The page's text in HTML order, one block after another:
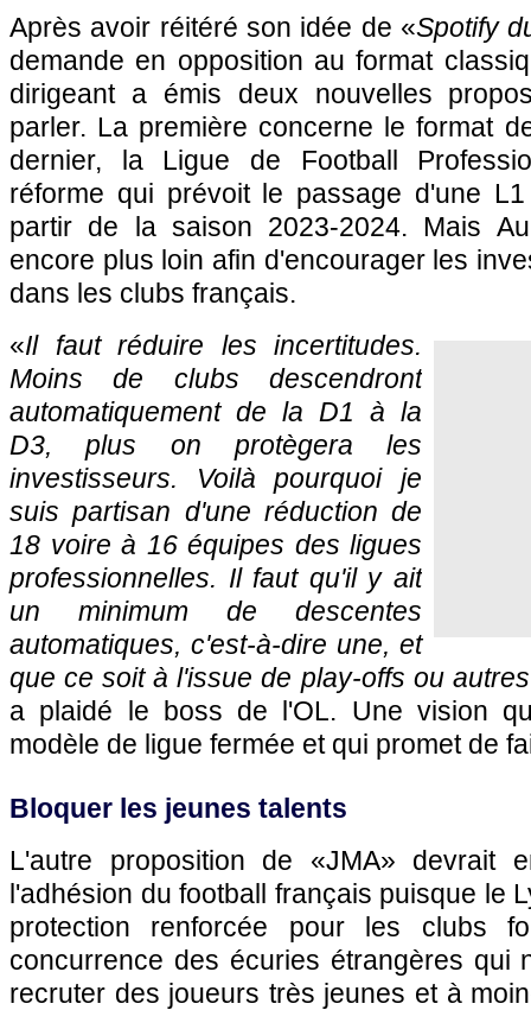
Après avoir réitéré son idée de «Spotify
demande en opposition au format
dirigeant a émis deux nouvelles
parler. La première concerne le format
dernier, la Ligue de Football
réforme qui prévoit le passage d'une
partir de la saison 2023-2024. Mais
encore plus loin afin d'encourager les
dans les clubs français.
«Il faut réduire les incertitudes.
Moins de clubs descendront
automatiquement de la D1 à la
D3, plus on protègera les
investisseurs. Voilà pourquoi je
suis partisan d'une réduction de
18 voire à 16 équipes des ligues
professionnelles. Il faut qu'il y ait
un minimum de descentes
automatiques, c'est-à-dire une, et
que ce soit à l'issue de play-offs ou
a plaidé le boss de l'OL. Une vision
modèle de ligue fermée et qui promet de
Bloquer les jeunes talents
L'autre proposition de «JMA» devrait
l'adhésion du football français puisque le
protection renforcée pour les clubs
concurrence des écuries étrangères qui
recruter des joueurs très jeunes et à